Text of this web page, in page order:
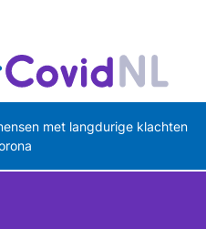
met langdurige klachten